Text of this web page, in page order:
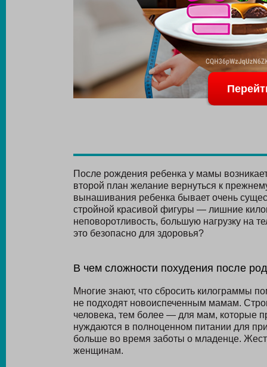
После рождения ребенка у мамы
второй план желание вернуться к
вынашивания ребенка бывает очень
стройной красивой фигуры — лишние
неповоротливость, большую нагрузку на
это безопасно для здоровья?
В чем сложности похудения после
Многие знают, что сбросить килограммы
не подходят новоиспеченным мамам.
человека, тем более — для мам, которые
нуждаются в полноценном питании для
больше во время заботы о младенце.
женщинам.